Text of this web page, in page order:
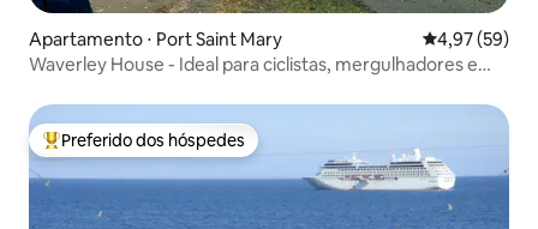
Apartamento ⋅ Port Saint Mary 4,97 de uma
4,97 (59)
Waverley House - Ideal para ciclistas, mergulhadores e
Entre os melhores preferidos dos hóspedes
Preferido dos hóspedes